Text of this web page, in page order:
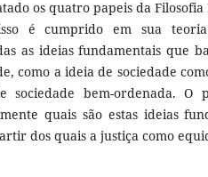
os quatro papeis da
é cumprido em sua
as ideias fundamentais que
como a ideia de sociedade
sociedade bem-ordenada. O
quais são estas ideias
dos quais a justiça como